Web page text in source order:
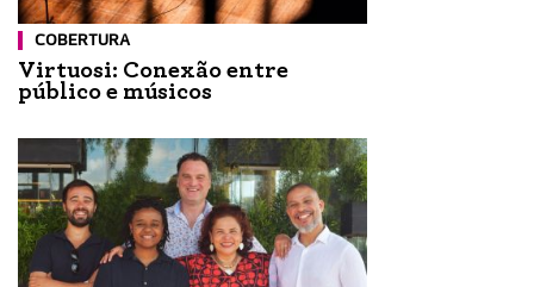
COBERTURA
Virtuosi: Conexão entre
público e músicos